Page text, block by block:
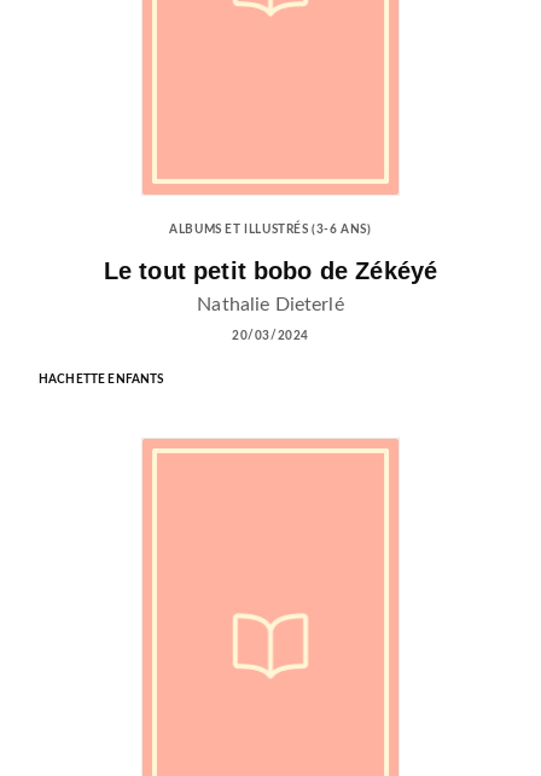
ALBUMS ET ILLUSTRÉS (3-6 ANS)
Le tout petit bobo de Zékéyé
Nathalie Dieterlé
20/03/2024
HACHETTE ENFANTS